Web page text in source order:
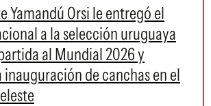
Yamandú Orsi le entregó el
a la selección uruguaya
al Mundial 2026 y
inauguración de canchas en el